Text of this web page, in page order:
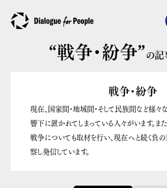
“戦争・紛争”の記
戦争・紛争
現在、国家間・地域間・そして民族間など様々
響下に置かれてしまっている人々がいます。ま
戦争についても取材を行い、現在へと続く負
察し発信しています。